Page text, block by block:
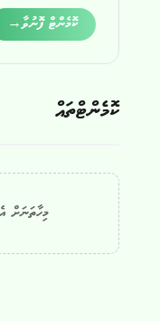
ކޮމެންޓް ފޮނުވާ→
ކޮމެންޓްތައް
މިހާތަނަށް